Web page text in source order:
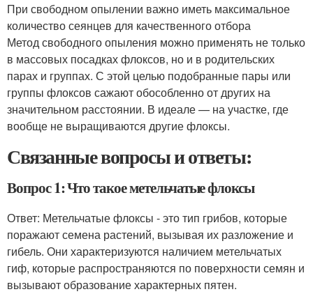
При свободном опылении важно иметь максимальное
количество сеянцев для качественного отбора
Метод свободного опыления можно применять не только
в массовых посадках флоксов, но и в родительских
парах и группах. С этой целью подобранные пары или
группы флоксов сажают обособленно от других на
значительном расстоянии. В идеале — на участке, где
вообще не выращиваются другие флоксы.
Связанные вопросы и ответы:
Вопрос 1: Что такое метельчатые флоксы
Ответ: Метельчатые флоксы - это тип грибов, которые
поражают семена растений, вызывая их разложение и
гибель. Они характеризуются наличием метельчатых
гиф, которые распространяются по поверхности семян и
вызывают образование характерных пятен.